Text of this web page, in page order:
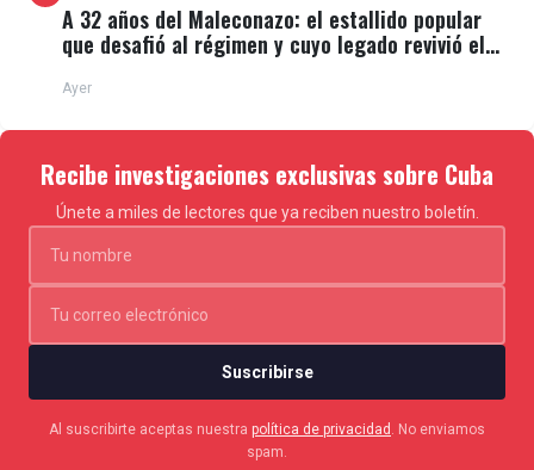
A 32 años del Maleconazo: el estallido popular
que desafió al régimen y cuyo legado revivió el
Ayer
Recibe investigaciones exclusivas sobre Cuba
Únete a miles de lectores que ya reciben nuestro boletín.
Suscribirse
Al suscribirte aceptas nuestra política de privacidad
. No enviamos
spam.